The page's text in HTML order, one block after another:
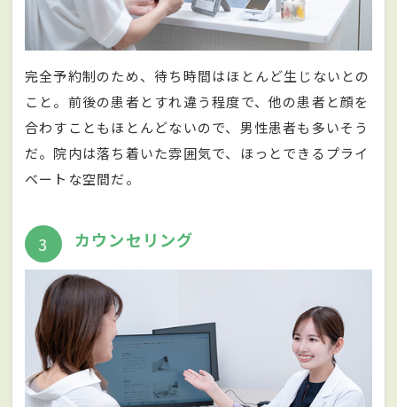
完全予約制のため、待ち時間はほとんど生じないとの
こと。前後の患者とすれ違う程度で、他の患者と顔を
合わすこともほとんどないので、男性患者も多いそう
だ。院内は落ち着いた雰囲気で、ほっとできるプライ
ベートな空間だ。
3 カウンセリング